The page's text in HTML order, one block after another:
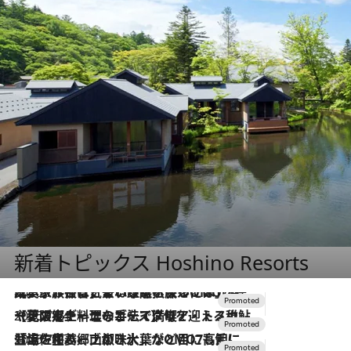
新着トピックス Hoshino Resorts
2026.7.31
【ホテル帰省】という選択肢をOMOが提案。家族とほどよい距離を保つには「昼は実家、夜は気兼ねなくホテルで！」
2026.7.24
【夏限定ディナーコース】旬を迎える稚鮎や花ズッキーニなどをイタリア・トスカーナの郷土料理の手法で満喫！
2026.7.17
「土佐和ハーブかき氷」がOMO7高知に登場！生姜、山椒、大葉など目にも舌にも涼を呼ぶ郷土の味